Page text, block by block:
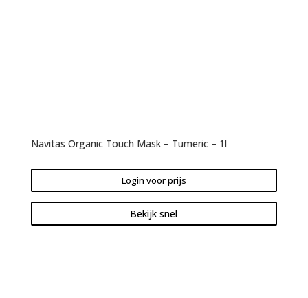
Navitas Organic Touch Mask – Tumeric – 1l
Login voor prijs
Bekijk snel